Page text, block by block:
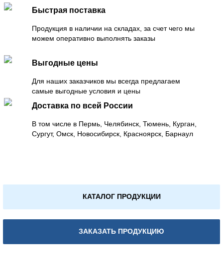
Быстрая поставка
Продукция в наличии на складах, за счет чего мы
можем оперативно выполнять заказы
Выгодные цены
Для наших заказчиков мы всегда предлагаем
самые выгодные условия и цены
Доставка по всей России
В том числе в Пермь, Челябинск, Тюмень, Курган,
Сургут, Омск, Новосибирск, Красноярск, Барнаул
КАТАЛОГ ПРОДУКЦИИ
ЗАКАЗАТЬ ПРОДУКЦИЮ